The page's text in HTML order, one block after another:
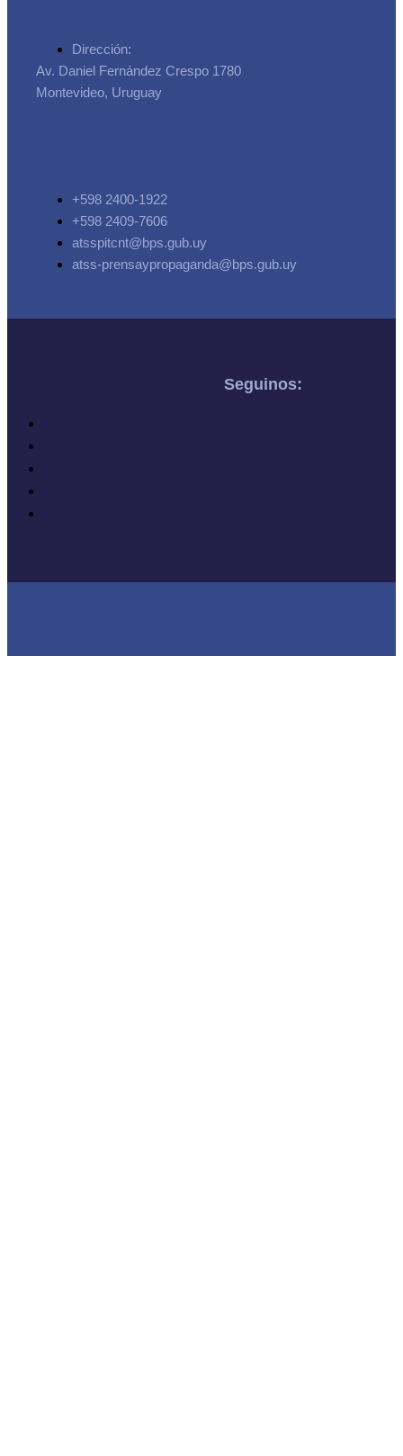
Dirección:
Av. Daniel Fernández Crespo 1780
Montevideo, Uruguay
+598 2400-1922
+598 2409-7606
atsspitcnt@bps.gub.uy
atss-prensaypropaganda@bps.gub.uy
Seguinos: